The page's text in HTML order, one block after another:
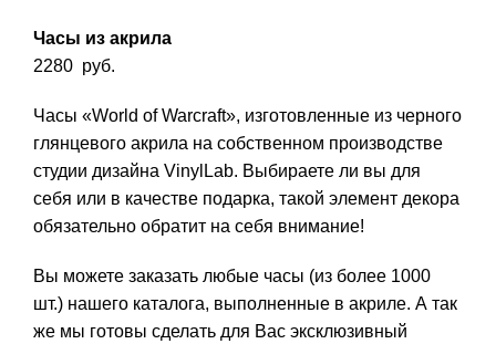
Часы из акрила
2280 руб.
Часы «World of Warcraft», изготовленные из черного
глянцевого акрила на собственном производстве
студии дизайна VinylLab. Выбираете ли вы для
себя или в качестве подарка, такой элемент декора
обязательно обратит на себя внимание!
Вы можете заказать любые часы (из более 1000
шт.) нашего каталога, выполненные в акриле. А так
же мы готовы сделать для Вас эксклюзивный